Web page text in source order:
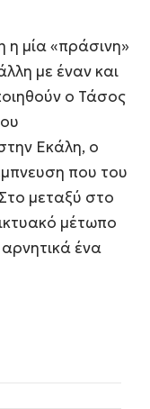
η μία «πράσινη»
με έναν και
ο Τάσος
Εκάλη, ο
που του
μεταξύ στο
μέτωπο
ένα